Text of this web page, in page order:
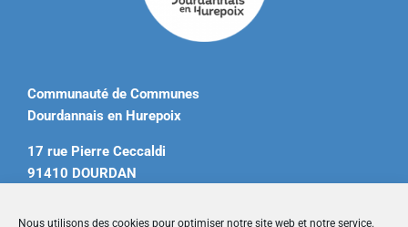
Nous utilisons des cookies pour optimiser notre site web et notre service.
Communauté de Communes
Dourdannais en Hurepoix
17 rue Pierre Ceccaldi
91410 DOURDAN